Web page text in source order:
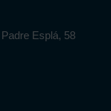
Esplá, 58